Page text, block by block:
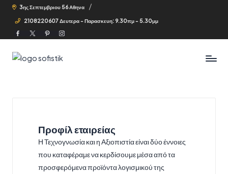
3ης Σεπτεμβριου 56 Αθηνα
2108220607 Δευτερα - Παρασκευη: 9.30πμ - 5.30μμ
Προφίλ εταιρείας
Η Τεχνογνωσία και η Αξιοπιστία είναι δύο έννοιες
που καταφέραμε να κερδίσουμε μέσα από τα
προσφερόμενα προϊόντα λογισμικού της